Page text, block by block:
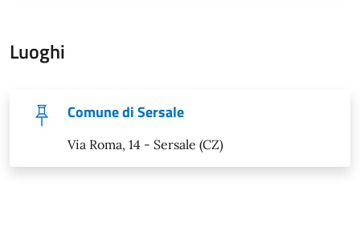
Luoghi
Comune di Sersale
Via Roma, 14 - Sersale (CZ)